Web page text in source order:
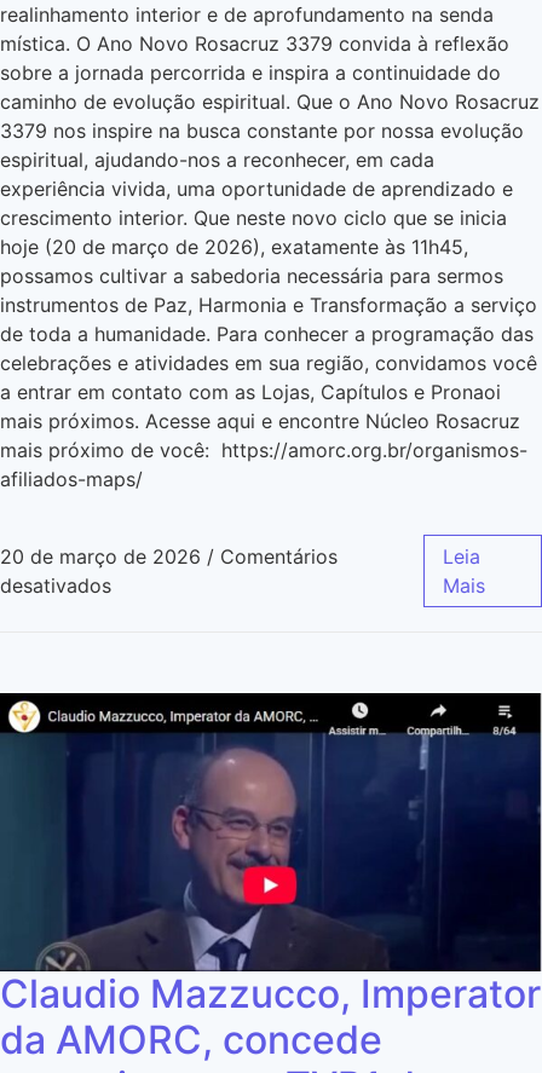
realinhamento interior e de aprofundamento na senda
mística. O Ano Novo Rosacruz 3379 convida à reflexão
sobre a jornada percorrida e inspira a continuidade do
caminho de evolução espiritual. Que o Ano Novo Rosacruz
3379 nos inspire na busca constante por nossa evolução
espiritual, ajudando-nos a reconhecer, em cada
experiência vivida, uma oportunidade de aprendizado e
crescimento interior. Que neste novo ciclo que se inicia
hoje (20 de março de 2026), exatamente às 11h45,
possamos cultivar a sabedoria necessária para sermos
instrumentos de Paz, Harmonia e Transformação a serviço
de toda a humanidade. Para conhecer a programação das
celebrações e atividades em sua região, convidamos você
a entrar em contato com as Lojas, Capítulos e Pronaoi
mais próximos. Acesse aqui e encontre Núcleo Rosacruz
mais próximo de você: https://amorc.org.br/organismos-
afiliados-maps/
20 de março de 2026 / Comentários
desativados
Leia
Mais
Claudio Mazzucco, Imperator
da AMORC, concede